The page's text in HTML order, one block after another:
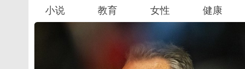
小说
教育 女性 健康